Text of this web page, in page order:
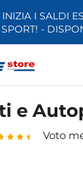
I SALDI
SPORT! -
e
Voto